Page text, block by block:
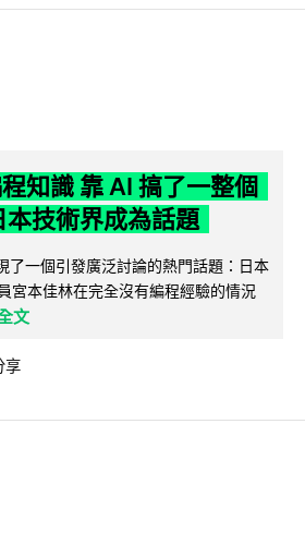
知識 靠 AI 搞了一整個
本技術界成為話題
了一個引發廣泛討論的熱門話題：日本
宮本佳林在完全沒有編程經驗的情況
文
享